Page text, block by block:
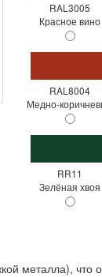
RAL3005
Красное вино
RAL8004
Медно-
RR11
Зелёная хвоя
металла), что